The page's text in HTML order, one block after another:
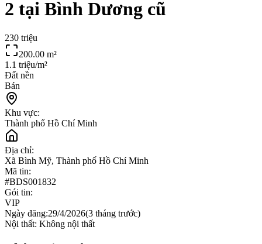
2 tại Bình Dương cũ
230 triệu
200.00 m²
1.1 triệu/m²
Đất nền
Bán
Khu vực:
Thành phố Hồ Chí Minh
Địa chỉ:
Xã Bình Mỹ, Thành phố Hồ Chí Minh
Mã tin:
#BDS001832
Gói tin:
VIP
Ngày đăng:29/4/2026(3 tháng trước)
Nội thất: Không nội thất